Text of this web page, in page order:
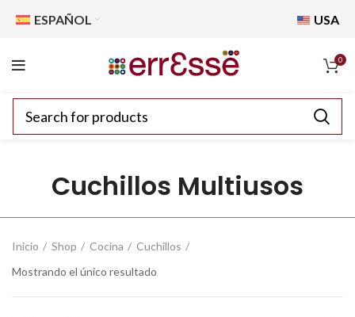
ESPAÑOL USA
0
Cuchillos Multiusos
Inicio Shop Cocina
Cuchillos
Mostrando el único resultado